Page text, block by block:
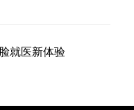
就医新体验